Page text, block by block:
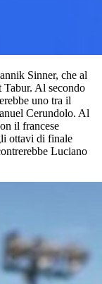
Sinner, che al
Tabur. Al secondo
uno tra il
Cerundolo. Al
il francese
ottavi di finale
Luciano